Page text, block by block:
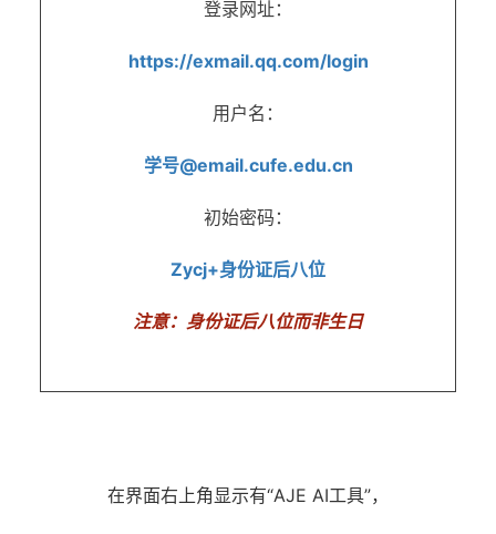
登录网址：
https://exmail.qq.com/login
用户名：
学号@email.cufe.edu.cn
初始密码：
Zycj+身份证后八位
注意：身份证后八位而非生日
在界面右上角显示有“AJE AI工具”，